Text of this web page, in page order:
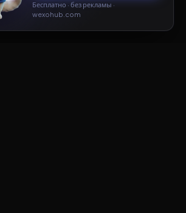
Принять Только необходимые
Бесплатно · без рекламы ·
wexohub.com